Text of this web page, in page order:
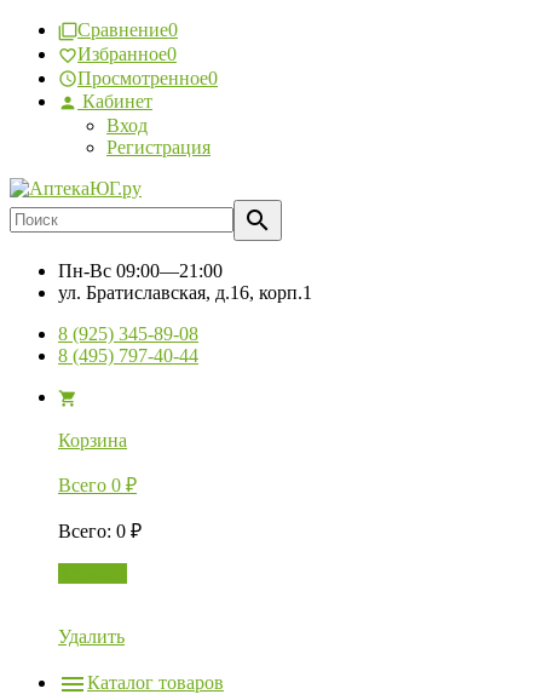
Сравнение0
Избранное0
Просмотренное0
Кабинет
Вход
Регистрация
Пн-Вс 09:00—21:00
ул. Братиславская, д.16, корп.1
8 (925) 345-89-08
8 (495) 797-40-44
Корзина
Всего 0 ₽
Всего: 0 ₽
Удалить
Каталог товаров